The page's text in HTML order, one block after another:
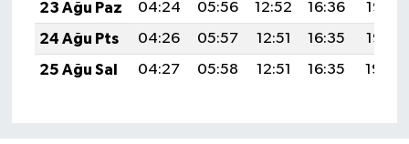
23 Ağu Paz
04:24 05:56 12:52 16:36
19:37
24 Ağu Pts
04:26 05:57 12:51 16:35
19:36
25 Ağu Sal
04:27 05:58 12:51 16:35 19:34